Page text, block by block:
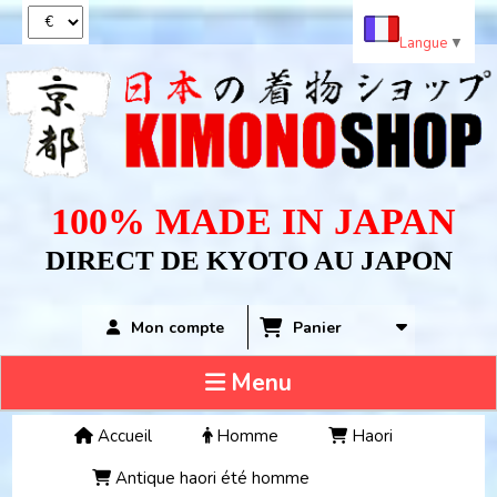
100% MADE IN JAPAN
DIRECT DE KYOTO AU JAPON
Mon compte Panier
Menu
Accueil Homme
Haori
Antique haori été homme
Langue ▼
Panneau de gestion des cookies